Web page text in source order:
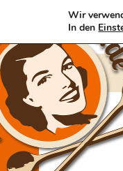
Wir
In den